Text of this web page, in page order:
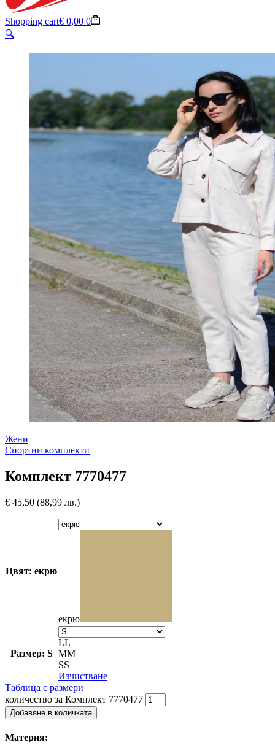
Shopping cart€ 0,00 0
🔍
Жени
Спортни комплекти
Комплект 7770477
€ 45,50 (88,99 лв.)
Цвят: екрю
екрю
Размер: S
LL
MM
SS
Изчистване
Таблица с размери
количество за Комплект 7770477
Добавяне в количката
Материя: